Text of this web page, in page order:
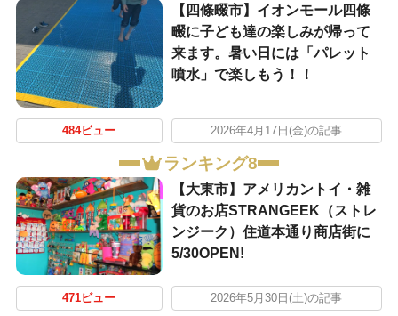
【四條畷市】イオンモール四條
畷に子ども達の楽しみが帰って
来ます。暑い日には「パレット
噴水」で楽しもう！！
484ビュー 2026年4月17日(金)の記事
ランキング8
【大東市】アメリカントイ・雑
貨のお店STRANGEEK（ストレ
ンジーク）住道本通り商店街に
5/30OPEN!
471ビュー 2026年5月30日(土)の記事